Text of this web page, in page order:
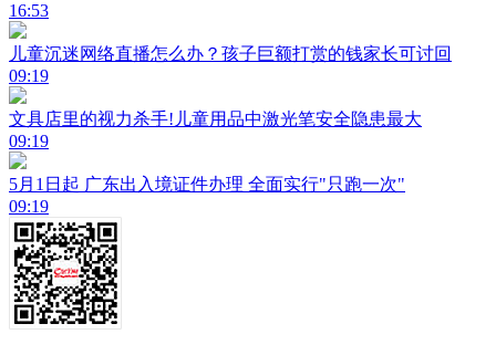
16:53
儿童沉迷网络直播怎么办？孩子巨额打赏的钱家长可讨回
09:19
文具店里的视力杀手!儿童用品中激光笔安全隐患最大
09:19
5月1日起 广东出入境证件办理 全面实行"只跑一次"
09:19